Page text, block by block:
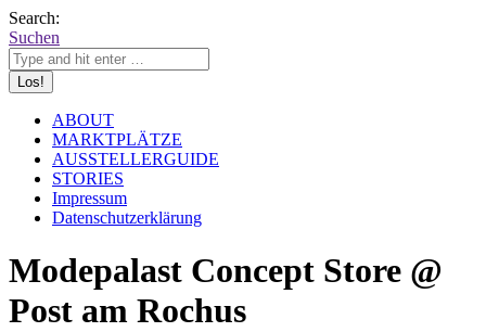
Search:
Suchen
ABOUT
MARKTPLÄTZE
AUSSTELLERGUIDE
STORIES
Impressum
Datenschutzerklärung
Modepalast Concept Store @
Post am Rochus